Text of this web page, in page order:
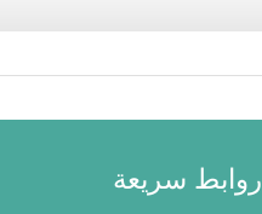
روابط سريعة